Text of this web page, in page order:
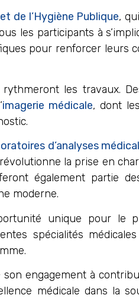
de l’Hygiène Publique,
les participants à
pour renforcer leurs
les travaux.
’imagerie médicale, dont
d’analyses
la prise en
également partie
moderne.
unique pour le
spécialités
engagement à
médicale dans la